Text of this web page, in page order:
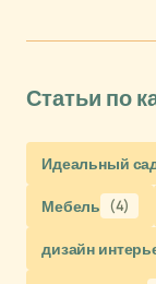
Статьи по
Идеальный
Мебель (4)
дизайн